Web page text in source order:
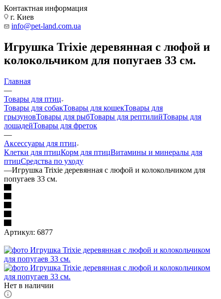
Контактная информация
г. Киев
info@pet-land.com.ua
Игрушка Trixie деревянная с люфой и
колокольчиком для попугаев 33 см.
Главная
—
Товары для птиц
Товары для собакТовары для кошекТовары для
грызуновТовары для рыбТовары для рептилийТовары для
лошадейТовары для фреток
—
Аксессуары для птиц
Клетки для птицКорм для птицВитамины и минералы для
птицСредства по уходу
—Игрушка Trixie деревянная с люфой и колокольчиком для
попугаев 33 см.
Артикул: 6877
Нет в наличии